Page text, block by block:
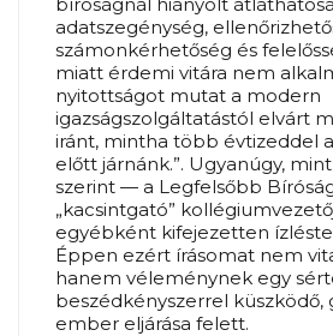
adatszegénység,
számonkérhetőség és
miatt érdemi vitára nem
nyitottságot mutat a modern
igazságszolgáltatástól elvárt
iránt, mintha több évtizeddel
előtt járnánk.”. Ugyanúgy,
szerint — a Legfelsőbb
„kacsintgató”
egyébként kifejezetten
Éppen ezért írásomat nem
hanem véleménynek egy
beszédkényszerrel küszködő,
ember eljárása felett.